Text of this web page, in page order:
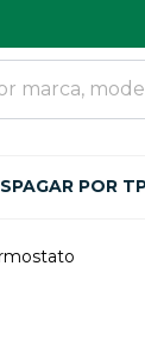
PAGAR POR